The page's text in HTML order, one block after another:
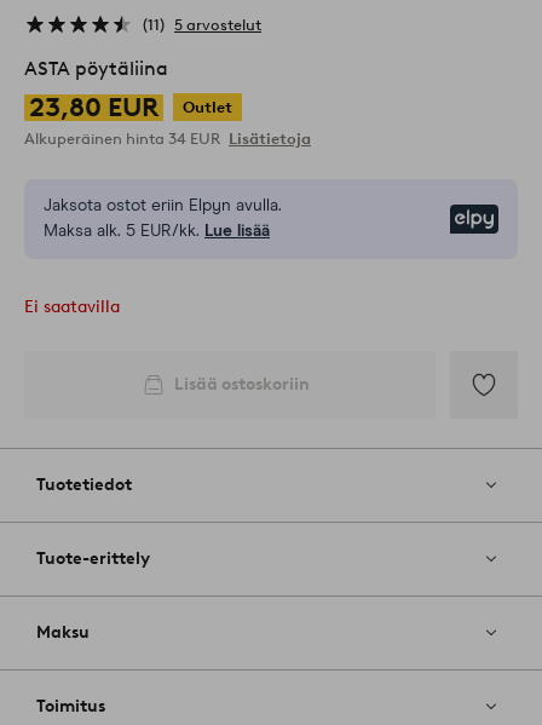
11 5 arvostelut
ASTA pöytäliina
23,80 EUR
Outlet
Alkuperäinen hinta 34 EUR Lisätietoja
Jaksota ostot eriin Elpyn avulla.
Maksa alk. 5 EUR/kk. Lue lisää
Ei saatavilla
Lisää ostoskoriin
Tuotetiedot
Tuote-erittely
Maksu
Toimitus